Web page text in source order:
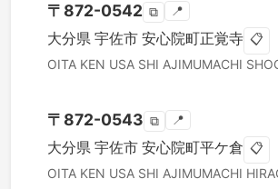
〒 872-0542 ⧉ 📍
大分県 宇佐市 安心院町正覚寺 📋
OITA KEN USA SHI AJIMUMACHI
〒 872-0543 ⧉ 📍
大分県 宇佐市 安心院町平ケ倉 📋
OITA KEN USA SHI AJIMUMACHI